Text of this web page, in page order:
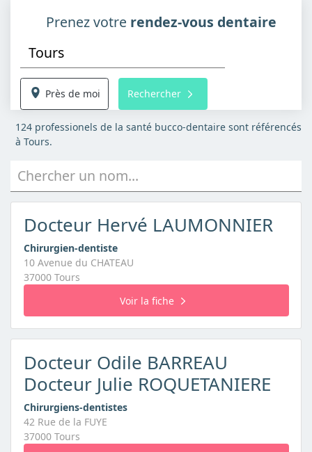
Prenez votre rendez-vous dentaire
Près de moi Rechercher
124 professionels de la santé bucco-dentaire sont référencés
à Tours.
Chercher un nom...
Docteur Hervé LAUMONNIER
Chirurgien-dentiste
10 Avenue du CHATEAU
37000 Tours
Voir la fiche
Docteur Odile BARREAU
Docteur Julie ROQUETANIERE
Chirurgiens-dentistes
42 Rue de la FUYE
37000 Tours